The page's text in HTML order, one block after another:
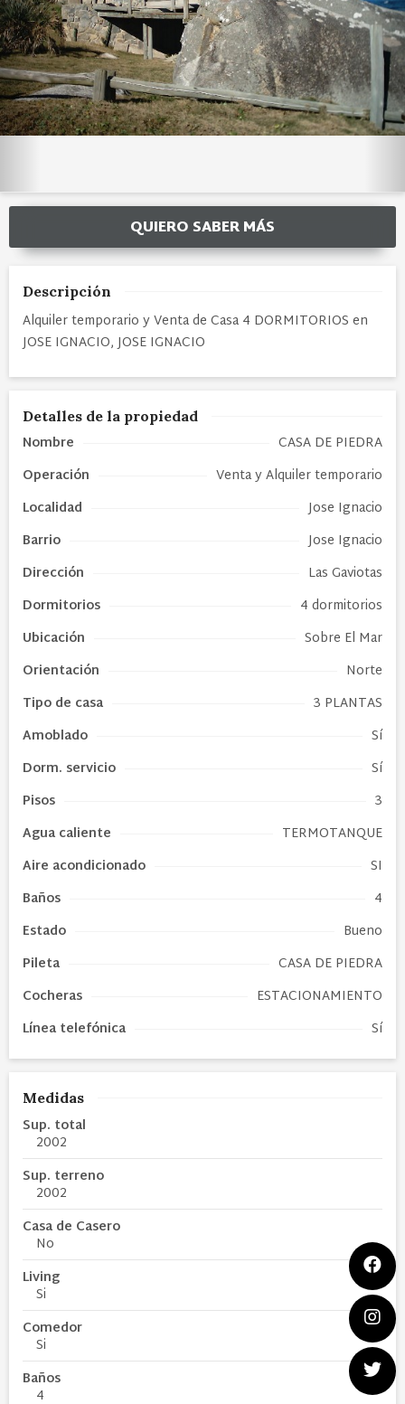
QUIERO SABER MÁS
Descripción
Alquiler temporario y Venta de Casa 4 DORMITORIOS en
JOSE IGNACIO, JOSE IGNACIO
Detalles de la propiedad
Nombre
CASA DE PIEDRA
Operación
Venta y Alquiler temporario
Localidad
Jose Ignacio
Barrio
Jose Ignacio
Dirección
Las Gaviotas
Dormitorios
4 dormitorios
Ubicación
Sobre El Mar
Orientación
Norte
Tipo de casa
3 PLANTAS
Amoblado
Sí
Dorm. servicio
Sí
Pisos
3
Agua caliente
TERMOTANQUE
Aire acondicionado
SI
Baños
4
Estado
Bueno
Pileta
CASA DE PIEDRA
Cocheras
ESTACIONAMIENTO
Línea telefónica
Sí
Medidas
Sup. total
2002
Sup. terreno
2002
Casa de Casero
No
Living
Si
Comedor
Si
Baños
4